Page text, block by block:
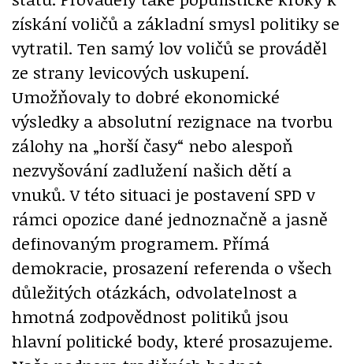
získání voličů a základní smysl politiky se
vytratil. Ten samý lov voličů se prováděl
ze strany levicových uskupení.
Umožňovaly to dobré ekonomické
výsledky a absolutní rezignace na tvorbu
zálohy na „horší časy“ nebo alespoň
nezvyšování zadlužení našich dětí a
vnuků. V této situaci je postavení SPD v
rámci opozice dané jednoznačně a jasně
definovaným programem. Přímá
demokracie, prosazení referenda o všech
důležitých otázkách, odvolatelnost a
hmotná zodpovědnost politiků jsou
hlavní politické body, které prosazujeme.